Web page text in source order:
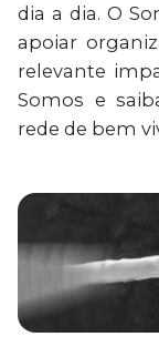
dia a dia. O
apoiar
relevante
Somos e
rede de bem